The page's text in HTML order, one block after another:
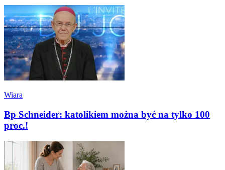
Wiara
Bp Schneider: katolikiem można być na tylko 100
proc.!